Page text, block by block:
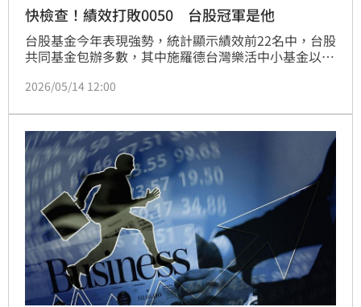
快檢查！績效打敗0050 台股冠軍是他
台股基金今年表現強勢，統計顯示績效前22名中，台股
共同基金包辦多數，其中施羅德台灣樂活中小基金以
於AI Agent推升硬體需求，AMD財報亦證實算力需求強
醒需留意美國通膨與美債殖利率波動。建議投資人保留
現金部位，針對評價偏高個股適度調節，以應對市場高
檔震盪。
2026/05/14 12:00